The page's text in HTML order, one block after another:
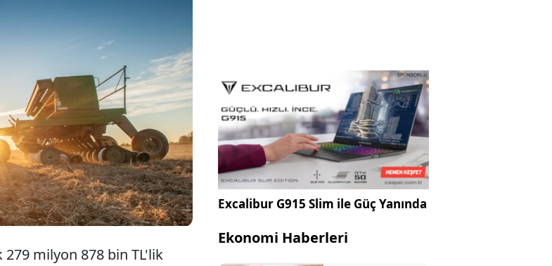
Bakanlığı çiftçilere destek
ödemelerin hesaplara yatırıldığını
279 milyon 878 bin TL'lik
Excalibur G915 Slim ile Güç Yanında
Ekonomi Haberleri